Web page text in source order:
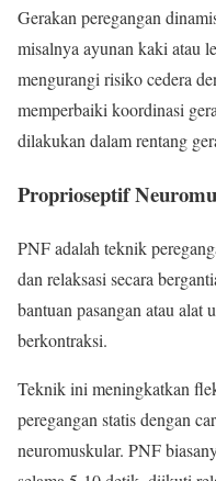
Gerakan peregangan
misalnya ayunan kaki atau
mengurangi risiko cedera
memperbaiki koordinasi
dilakukan dalam rentang
Proprioseptif
PNF adalah teknik
dan relaksasi secara
bantuan pasangan atau alat
berkontraksi.
Teknik ini meningkatkan
peregangan statis dengan
neuromuskular. PNF